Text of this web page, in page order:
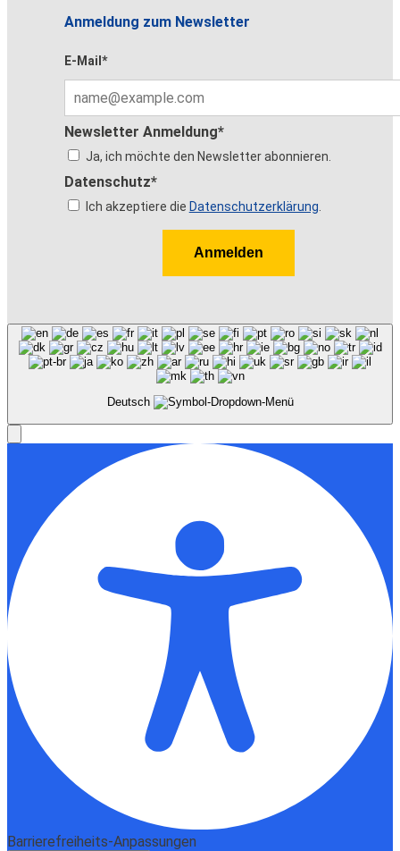
Anmeldung zum Newsletter
E-Mail*
Newsletter Anmeldung*
Ja, ich möchte den Newsletter abonnieren.
Datenschutz*
Ich akzeptiere die Datenschutzerklärung.
Anmelden
Deutsch
Barrierefreiheits-Anpassungen